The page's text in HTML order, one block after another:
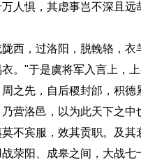
人惧，其虑事岂不深且
，过洛阳，脱輓辂，衣
。"于是虞将军入言上，
之先，自后稷封邰，积
营洛邑，以为此天下之
不宾服，效其贡职。及
荥阳、成皋之间，大战